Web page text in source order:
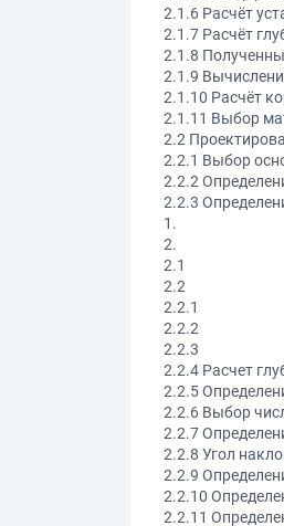
2.1.6 Расчёт
2.1.7 Расчёт
2.1.8
2.1.9
2.1.10 Расчёт
2.1.11 Выбор
2.2
2.2.1 Выбор
2.2.2
2.2.3
1.
2.
2.1
2.2
2.2.1
2.2.2
2.2.3
2.2.4 Расчет
2.2.5
2.2.6 Выбор
2.2.7
2.2.8 Угол
2.2.9
2.2.10
2.2.11